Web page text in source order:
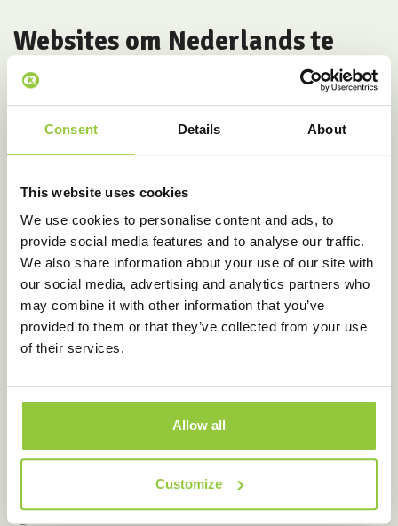
Consent Details About
This website uses cookies
We use cookies to personalise content and ads, to
provide social media features and to analyse our traffic.
We also share information about your use of our site with
our social media, advertising and analytics partners who
may combine it with other information that you’ve
provided to them or that they’ve collected from your use
of their services.
Allow all
Customize
Websites om Nederlands te
oefenen
| Websites to practice
Dutch
Good website for grammar explained in English
www.zichtbaarnederlands.nl/zn
Grammatica in beeld
Visual grammar
https://nl.bab.la/woordenboek/nederlands-engels/
Goed woordenboek met voorbeeldzinnen
Good dictionary with example sentences
Makkelijk nieuws lezen met hulp en oefeningen
Easy way of reading the news with exercises
Oefeningen, ook voor inburgering
Exercises, including the civic exam
www.jufmelis.nl